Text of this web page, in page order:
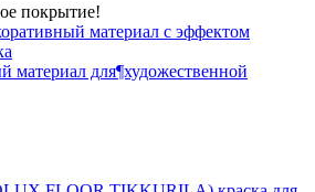
покрытие!
материал с эффектом
материал для¶художественной